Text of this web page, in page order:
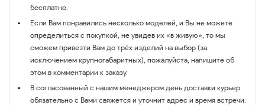
бесплатно.
Если Вам понравились несколько моделей, и Вы не можете
определиться с покупкой, не увидев их «в живую», то мы
сможем привезти Вам до трёх изделий на выбор (за
исключением крупногабаритных), пожалуйста, напишите об
этом в комментарии к заказу.
В согласованный с нашим менеджером день доставки курьер
обязательно с Вами свяжется и уточнит адрес и время встречи.